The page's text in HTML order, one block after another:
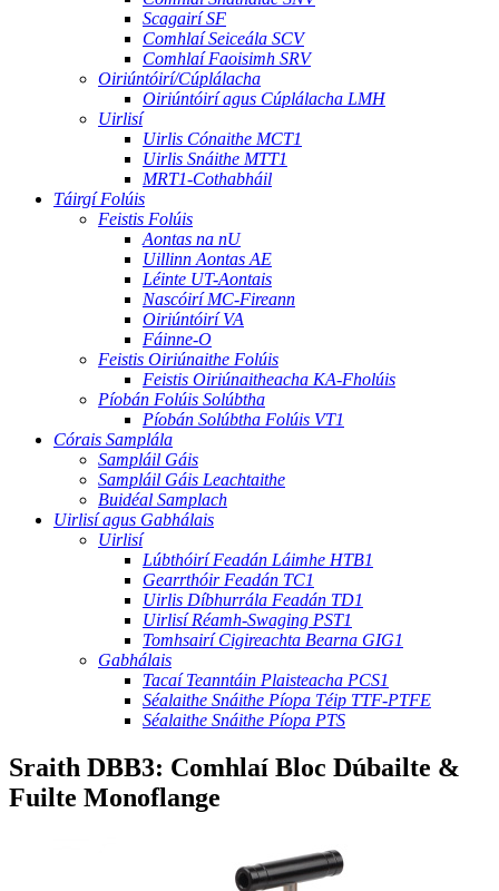
Scagairí SF
Comhlaí Seiceála SCV
Comhlaí Faoisimh SRV
Oiriúntóirí/Cúplálacha
Oiriúntóirí agus Cúplálacha LMH
Uirlisí
Uirlis Cónaithe MCT1
Uirlis Snáithe MTT1
MRT1-Cothabháil
Táirgí Folúis
Feistis Folúis
Aontas na nU
Uillinn Aontas AE
Léinte UT-Aontais
Nascóirí MC-Fireann
Oiriúntóirí VA
Fáinne-O
Feistis Oiriúnaithe Folúis
Feistis Oiriúnaitheacha KA-Fholúis
Píobán Folúis Solúbtha
Píobán Solúbtha Folúis VT1
Córais Samplála
Sampláil Gáis
Sampláil Gáis Leachtaithe
Buidéal Samplach
Uirlisí agus Gabhálais
Uirlisí
Lúbthóirí Feadán Láimhe HTB1
Gearrthóir Feadán TC1
Uirlis Díbhurrála Feadán TD1
Uirlisí Réamh-Swaging PST1
Tomhsairí Cigireachta Bearna GIG1
Gabhálais
Tacaí Teanntáin Plaisteacha PCS1
Séalaithe Snáithe Píopa Téip TTF-PTFE
Séalaithe Snáithe Píopa PTS
Sraith DBB3: Comhlaí Bloc Dúbailte &
Fuilte Monoflange